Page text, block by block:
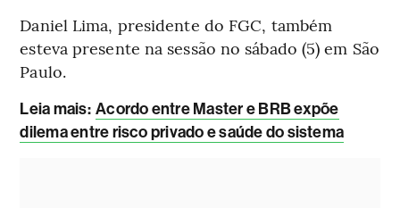
Daniel Lima, presidente do FGC, também
esteva presente na sessão no sábado (5) em São
Paulo.
Leia mais: Acordo entre Master e BRB expõe
dilema entre risco privado e saúde do sistema